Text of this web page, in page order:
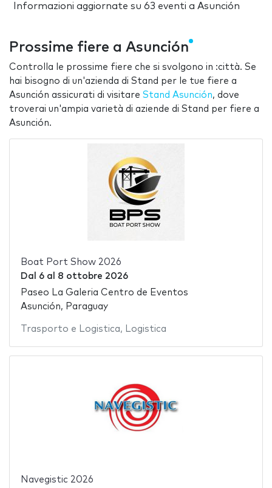
Informazioni aggiornate su 63 eventi a Asunción
Prossime fiere a Asunción
Controlla le prossime fiere che si svolgono in :città. Se
hai bisogno di un'azienda di Stand per le tue fiere a
Asunción assicurati di visitare Stand Asunción, dove
troverai un'ampia varietà di aziende di Stand per fiere a
Asunción.
Boat Port Show 2026
Dal 6al 8 ottobre 2026
Paseo La Galeria Centro de Eventos
Asunción, Paraguay
Trasporto e Logistica, Logistica
Navegistic 2026